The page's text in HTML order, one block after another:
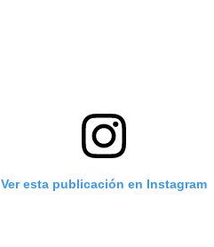
Ver esta publicación en Instagram